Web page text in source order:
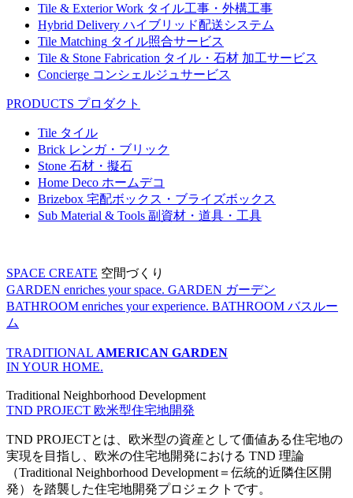
Tile & Exterior Work タイル工事・外構工事
Hybrid Delivery ハイブリッド配送システム
Tile Matching タイル照合サービス
Tile & Stone Fabrication タイル・石材 加工サービス
Concierge コンシェルジュサービス
PRODUCTS プロダクト
Tile タイル
Brick レンガ・ブリック
Stone 石材・擬石
Home Deco ホームデコ
Brizebox 宅配ボックス・ブライズボックス
Sub Material & Tools 副資材・道具・工具
SPACE CREATE 空間づくり
GARDEN enriches your space. GARDEN ガーデン
BATHROOM enriches your experience. BATHROOM バスルー
ム
TRADITIONAL AMERICAN GARDEN
IN YOUR HOME.
Traditional Neighborhood Development
TND PROJECT 欧米型住宅地開発
TND PROJECTとは、欧米型の資産として価値ある住宅地の
実現を目指し、欧米の住宅地開発における TND 理論
（Traditional Neighborhood Development＝伝統的近隣住区開
発）を踏襲した住宅地開発プロジェクトです。